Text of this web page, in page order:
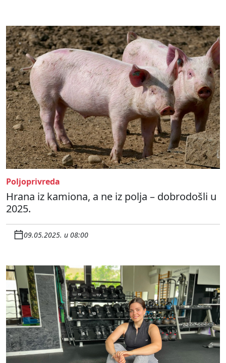
Poljoprivreda
Hrana iz kamiona, a ne iz polja – dobrodošli u
2025.
09.05.2025. u 08:00